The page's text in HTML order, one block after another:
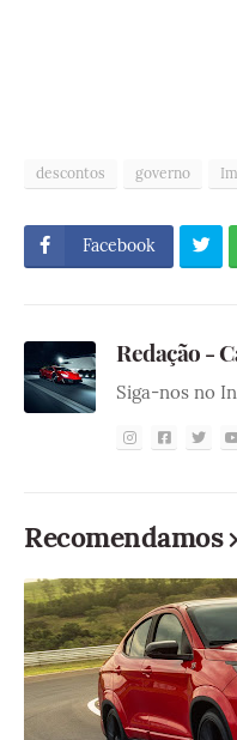
descontos governo
Facebook
Redação -
Siga-nos no
Recomendamos